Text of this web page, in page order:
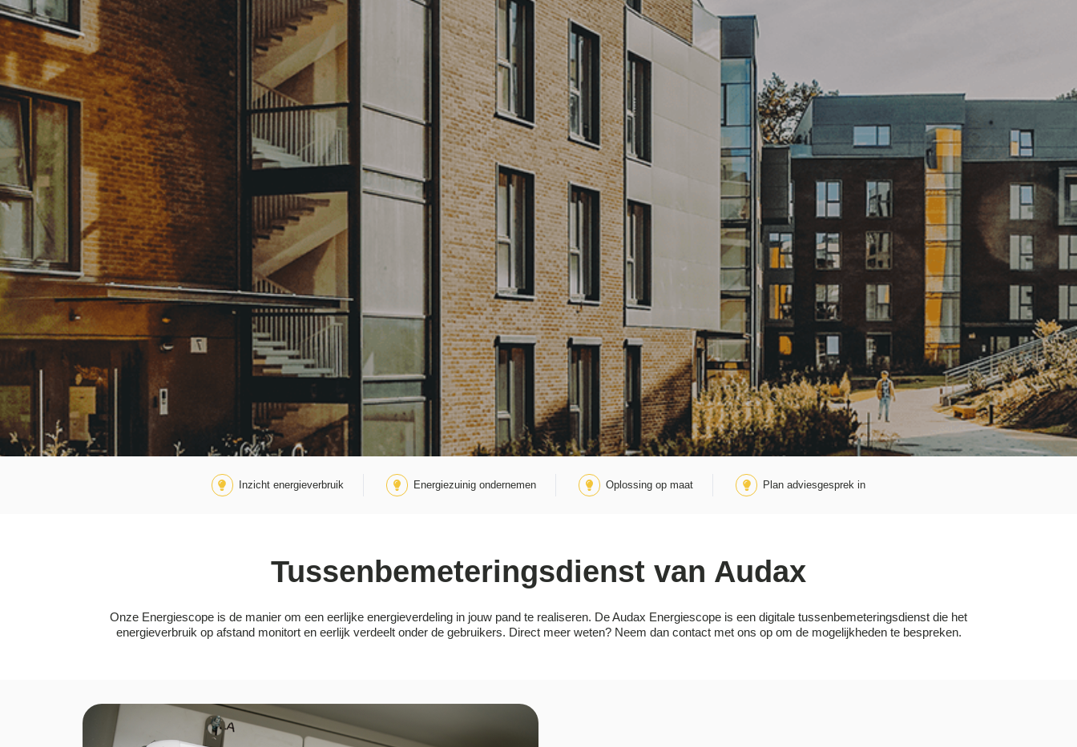
Inzicht energieverbruik Energiezuinig ondernemen Oplossing op maat Plan adviesgesprek in
Tussenbemeteringsdienst van Audax
Onze Energiescope is de manier om een eerlijke energieverdeling in jouw pand te realiseren. De Audax Energiescope is een digitale tussenbemeteringsdienst die het
energieverbruik op afstand monitort en eerlijk verdeelt onder de gebruikers. Direct meer weten? Neem dan contact met ons op om de mogelijkheden te bespreken.